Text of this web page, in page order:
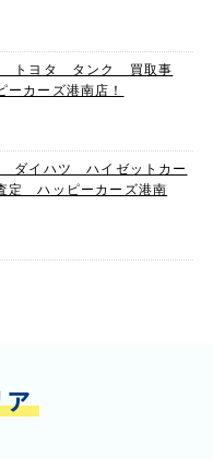
トヨタ タンク 買取事
カーズ港南店！
ダイハツ ハイゼットカー
ハッピーカーズ港南
ア